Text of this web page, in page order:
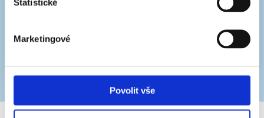
Statistické
Marketingové
Povolit vše
Jsme výhradním distributorem a jediným
autorizovaným servisem produktů Ionic-